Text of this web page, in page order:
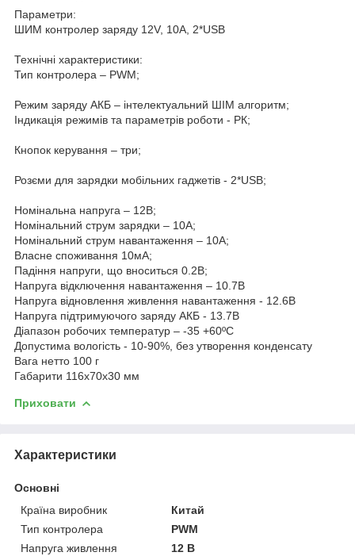
Параметри:
ШИМ контролер заряду 12V, 10A, 2*USB
Технічні характеристики:
Тип контролера – PWM;
Режим заряду АКБ – інтелектуальний ШІМ алгоритм;
Індикація режимів та параметрів роботи - РК;
Кнопок керування – три;
Розєми для зарядки мобільних гаджетів - 2*USB;
Номінальна напруга – 12В;
Номінальний струм зарядки – 10А;
Номінальний струм навантаження – 10А;
Власне споживання 10мА;
Падіння напруги, що вноситься 0.2В;
Напруга відключення навантаження – 10.7В
Напруга відновлення живлення навантаження - 12.6В
Напруга підтримуючого заряду АКБ - 13.7В
Діапазон робочих температур – -35 +60ºС
Допустима вологість - 10-90%, без утворення конденсату
Вага нетто 100 г
Габарити 116х70х30 мм
Приховати
Характеристики
Основні
Країна виробник
Китай
Тип контролера
PWM
Напруга живлення
12 В